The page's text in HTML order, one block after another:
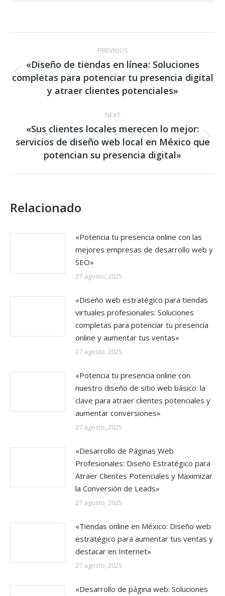
navigation
PREVIOUS
Previous
post:
«Diseño de tiendas en línea: Soluciones
completas para potenciar tu presencia digital
y atraer clientes potenciales»
NEXT
Next
post:
«Sus clientes locales merecen lo mejor:
servicios de diseño web local en México que
potencian su presencia digital»
Relacionado
«Potencia tu presencia online con las
mejores empresas de desarrollo web y
SEO»
27 agosto, 2025
«Diseño web estratégico para tiendas
virtuales profesionales: Soluciones
completas para potenciar tu presencia
online y aumentar tus ventas»
27 agosto, 2025
«Potencia tu presencia online con
nuestro diseño de sitio web básico: la
clave para atraer clientes potenciales y
aumentar conversiones»
27 agosto, 2025
«Desarrollo de Páginas Web
Profesionales: Diseño Estratégico para
Atraer Clientes Potenciales y Maximizar
la Conversión de Leads»
27 agosto, 2025
«Tiendas online en México: Diseño web
estratégico para aumentar tus ventas y
destacar en Internet»
27 agosto, 2025
«Desarrollo de página web: Soluciones